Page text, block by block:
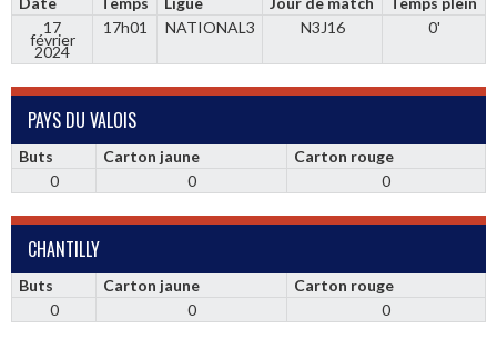
17
février
2024
17h01 NATIONAL3 N3J16 0'
PAYS DU VALOIS
Buts Carton jaune
Carton rouge
0
0 0
CHANTILLY
Buts Carton jaune
Carton rouge
0
0 0